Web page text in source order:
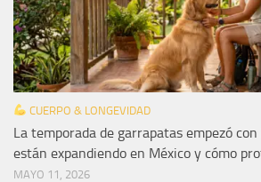
CUERPO & LONGEVIDAD
La temporada de garrapatas empezó
están expandiendo en México y cómo
MAYO 11, 2026